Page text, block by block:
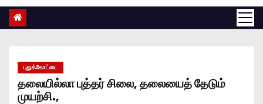
புதுக்கோட்டை
தலையில்லா புத்தர் சிலை, தலையைத் தேடும்
முயற்சி.,